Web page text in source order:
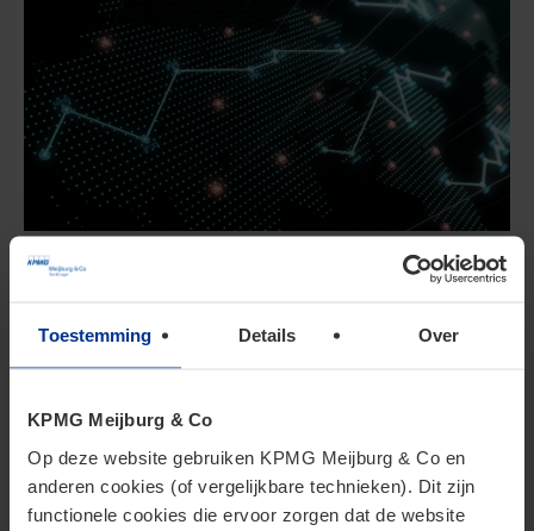
Toestemming Details Over
KPMG Meijburg & Co
Op deze website gebruiken KPMG Meijburg & Co en
anderen cookies (of vergelijkbare technieken). Dit zijn
functionele cookies die ervoor zorgen dat de website
Authorised Economic Operator
(AEO)